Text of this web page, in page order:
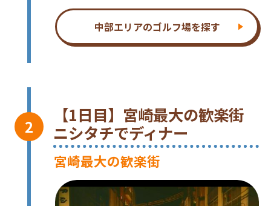
中部エリアのゴルフ場を探す
【1日目】宮崎最大の歓楽街
ニシタチでディナー
宮崎最大の歓楽街